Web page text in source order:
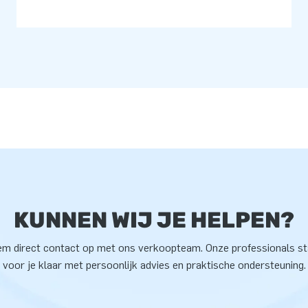
KUNNEN WIJ JE HELPEN?
direct contact op met ons verkoopteam. Onze professionals
voor je klaar met persoonlijk advies en praktische ondersteuning.